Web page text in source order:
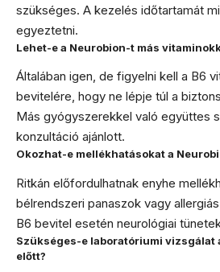
szükséges. A kezelés időtartamát
egyeztetni.
Lehet-e a Neurobion-t más
Általában igen, de figyelni kell a B6
bevitelére, hogy ne lépje túl a
Más gyógyszerekkel való együttes
konzultáció ajánlott.
Okozhat-e mellékhatásokat a
Ritkán előfordulhatnak enyhe
bélrendszeri panaszok vagy
B6 bevitel esetén neurológiai
Szükséges-e laboratóriumi vizsgálat
előtt?